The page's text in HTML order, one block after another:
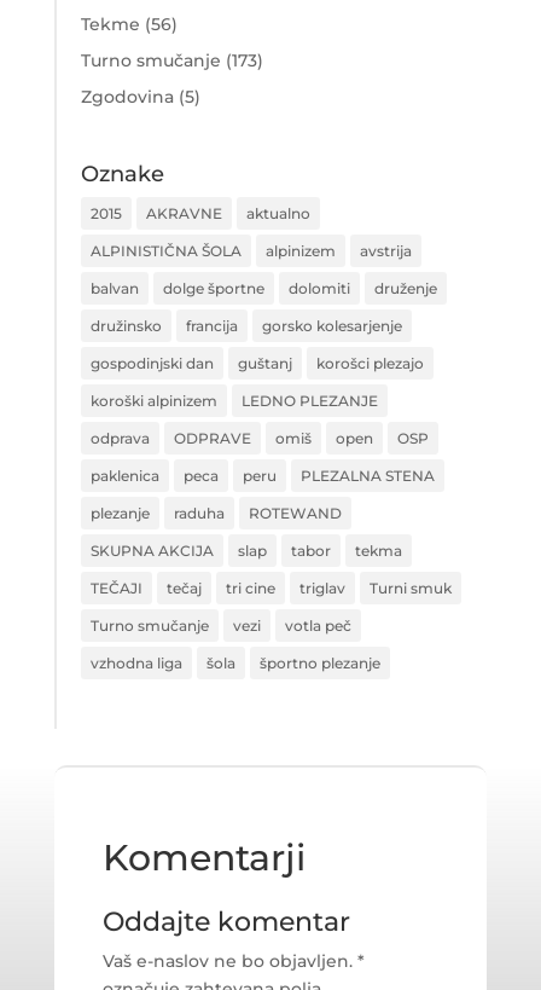
Tekme (56)
Turno smučanje (173)
Zgodovina(5)
Oznake
2015 AKRAVNE aktualno
ALPINISTIČNA ŠOLA alpinizem avstrija
balvan dolge športne dolomiti druženje
družinsko francija gorsko kolesarjenje
gospodinjski dan guštanj korošci plezajo
koroški alpinizem LEDNO PLEZANJE
odprava ODPRAVE omiš open OSP
paklenica peca peru PLEZALNA STENA
plezanje raduha ROTEWAND
SKUPNA AKCIJA slap tabor tekma
TEČAJI tečaj tri cine triglav Turni smuk
Turno smučanje vezi votla peč
vzhodna liga šola športno plezanje
Komentarji
Oddajte komentar
Vaš e-naslov ne bo objavljen. *